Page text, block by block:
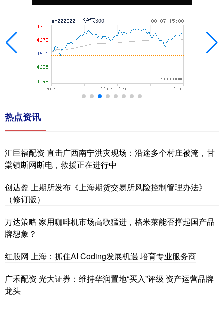
热点资讯
汇巨福配资 直击广西南宁洪灾现场：沿途多个村庄被淹，甘
棠镇断网断电，救援正在进行中
创达盈 上期所发布《上海期货交易所风险控制管理办法》
（修订版）
万达策略 家用咖啡机市场高歌猛进，格米莱能否撑起国产品
牌想象？
红股网 上海：抓住AI Coding发展机遇 培育专业服务商
广禾配资 光大证券：维持华润置地“买入”评级 资产运营品牌
龙头